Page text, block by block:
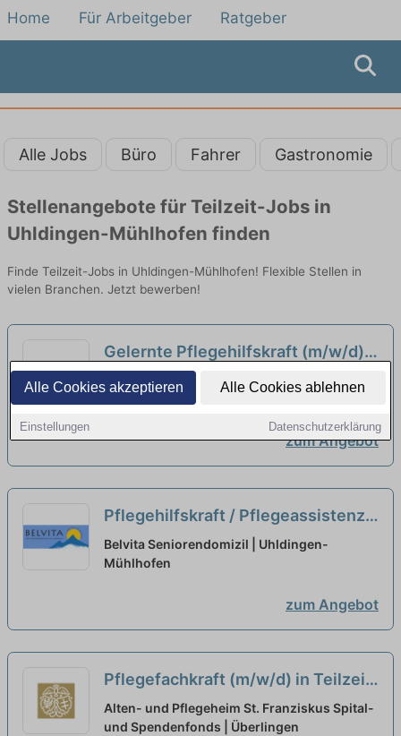
Alle Cookies akzeptieren Alle Cookies ablehnen
Einstellungen Datenschutzerklärung
Home Für Arbeitgeber Ratgeber
Alle Jobs Büro Fahrer Gastronomie
Stellenangebote für Teilzeit-Jobs in
Uhldingen-Mühlhofen finden
Finde Teilzeit-Jobs in Uhldingen-Mühlhofen! Flexible Stellen in
vielen Branchen. Jetzt bewerben!
Gelernte Pflegehilfskraft (m/w/d)
in Teilzeit (50%-80%) - Starten Sie
mit uns in eine gemeinsame
Belvita Seniorendomizil | Uhldingen-
Mühlhofen
zum Angebot
Pflegehilfskraft / Pflegeassistenz
(m/w/d) in Teilzeit (50%-80%) -
Starten Sie mit uns in eine
Belvita Seniorendomizil | Uhldingen-
Mühlhofen
zum Angebot
Pflegefachkraft (m/w/d) in Teilzeit
- Verstärke unser Team! neu
Alten- und Pflegeheim St. Franziskus Spital-
und Spendenfonds | Überlingen